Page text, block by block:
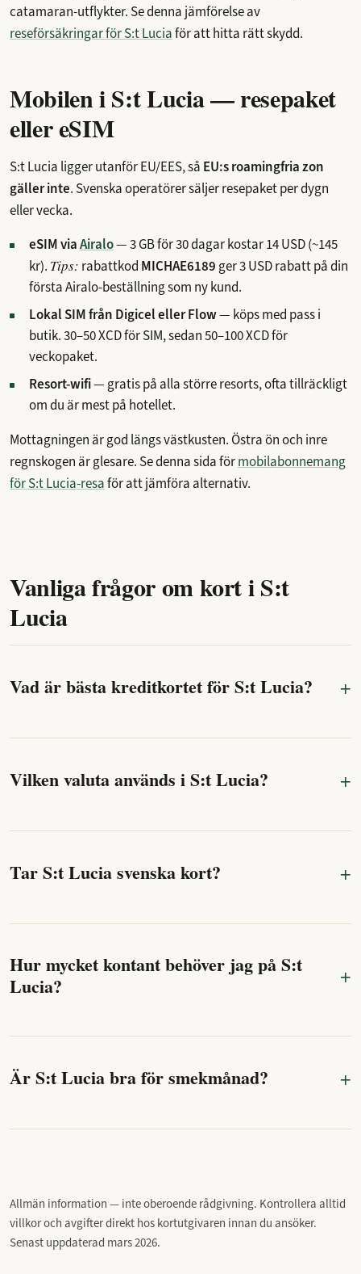
catamaran-utflykter. Se denna jämförelse av
reseförsäkringar för S:t Luciaför att hitta rätt skydd.
Mobilen i S:t Lucia — resepaket
eller eSIM
S:t Lucia ligger utanför EU/EES, så EU:s roamingfria zon
gäller inte. Svenska operatörer säljer resepaket per dygn
eller vecka.
eSIM viaAiralo—3 GB för 30 dagar kostar 14 USD(~145
kr). Tips: rabattkod MICHAE6189 ger 3 USD rabatt på din
första Airalo-beställning som ny kund.
Lokal SIM från Digicel eller Flow— köps med pass i
butik. 30–50 XCD för SIM, sedan 50–100 XCD för
veckopaket.
Resort-wifi— gratis på alla större resorts, ofta tillräckligt
om du är mest på hotellet.
Mottagningen är god längs västkusten. Östra ön och inre
regnskogen är glesare. Se denna sida förmobilabonnemang
för S:t Lucia-resaför att jämföra alternativ.
Vanliga frågor om kort i S:t
Lucia
Vad är bästa kreditkortet för S:t Lucia?
Vilken valuta används i S:t Lucia?
Tar S:t Lucia svenska kort?
Hur mycket kontant behöver jag på S:t
Lucia?
Är S:t Lucia bra för smekmånad?
Allmän information — inte oberoende rådgivning. Kontrollera alltid
villkor och avgifter direkt hos kortutgivaren innan du ansöker.
Senast uppdaterad mars 2026.